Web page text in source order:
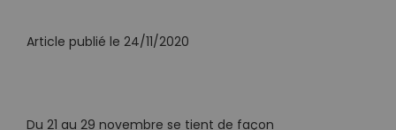
Article publié le 24/11/2020